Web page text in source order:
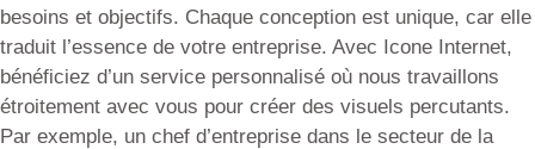
besoins et objectifs. Chaque conception est unique, car elle
traduit l’essence de votre entreprise. Avec Icone Internet,
bénéficiez d’un service personnalisé où nous travaillons
étroitement avec vous pour créer des visuels percutants.
Par exemple, un chef d’entreprise dans le secteur de la